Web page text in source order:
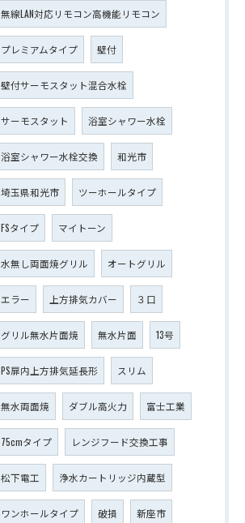
無線LAN対応リモコン高機能リモコン
プレミアムタイプ 壁付
壁付サーモスタット混合水栓
サーモスタット 浴室シャワー水栓
浴室シャワー水栓交換 和光市
埼玉県和光市 ツーホールタイプ
FSタイプ マイトーン
水無し両面焼グリル オートグリル
エラー 上方排気カバー ３口
グリル無水片面焼 無水片面 13号
PS扉内上方排気延長形 スリム
無水両面焼 ダブル高火力 富士工業
75cmタイプ レンジフード交換工事
松下電工 浄水カートリッジ内蔵型
ワンホールタイプ 破損 新座市